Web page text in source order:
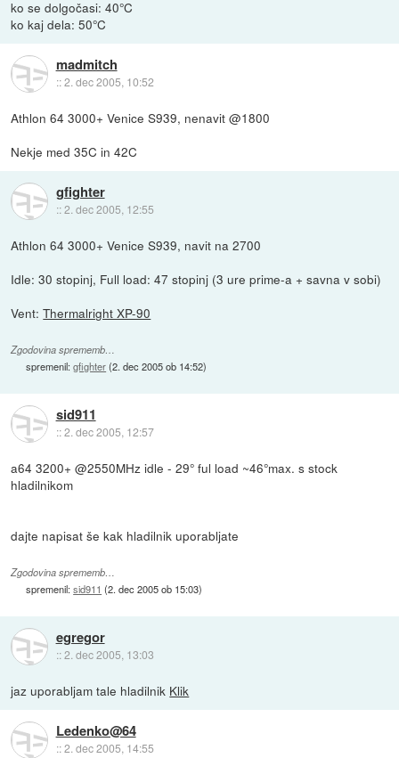
ko se dolgočasi: 40°C
ko kaj dela: 50°C
madmitch
::2. dec 2005, 10:52
Athlon 64 3000+ Venice S939, nenavit @1800
Nekje med 35C in 42C
gfighter
::2. dec 2005, 12:55
Athlon 64 3000+ Venice S939, navit na 2700
Idle: 30 stopinj, Full load: 47 stopinj (3 ure prime-a + savna v sobi)
Vent:Thermalright XP-90
Zgodovina sprememb…
spremenil:gfighter(2. dec 2005 ob 14:52)
sid911
::2. dec 2005, 12:57
a64 3200+ @2550MHz idle - 29° ful load ~46°max. s stock
hladilnikom
dajte napisat še kak hladilnik uporabljate
Zgodovina sprememb…
spremenil:sid911 (2. dec 2005 ob 15:03)
egregor
::2. dec 2005, 13:03
jaz uporabljam tale hladilnik Klik
Ledenko@64
::2. dec 2005, 14:55